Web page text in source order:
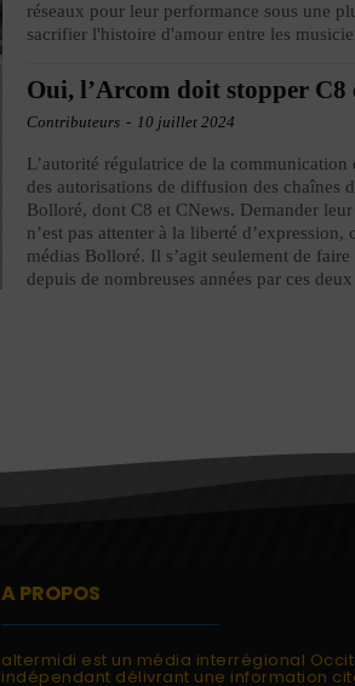
réseaux pour leur performance sous une
sacrifier l'histoire d'amour entre les
Oui, l’Arcom doit stopper C8
Contributeurs - 10 juillet 2024
L’autorité régulatrice de la
des autorisations de diffusion des chaînes
Bolloré, dont C8 et CNews. Demander
n’est pas attenter à la liberté d’expression,
médias Bolloré. Il s’agit seulement de
depuis de nombreuses années par ces
A PROPOS
altermidi est un média interrégional
indépendant délivrant une information